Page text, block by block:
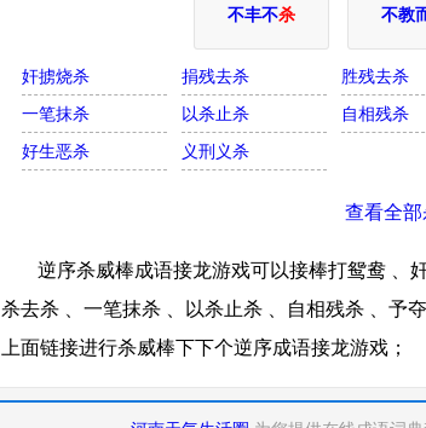
不丰不杀 不教
奸掳烧杀 捐残去杀 胜残去杀
一笔抹杀
以杀止杀 自相残杀
好生恶杀
义刑义杀
查看全
逆序杀威棒成语接龙游戏可以接棒打鸳鸯 、
杀去杀 、一笔抹杀 、以杀止杀 、自相残杀 、予
上面链接进行杀威棒下下个逆序成语接龙游戏；